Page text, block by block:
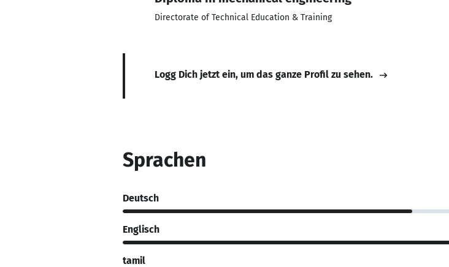
Directorate of Technical Education & Training
Logg Dich jetzt ein, um das ganze Profil zu sehen.
Sprachen
Deutsch
Englisch
tamil